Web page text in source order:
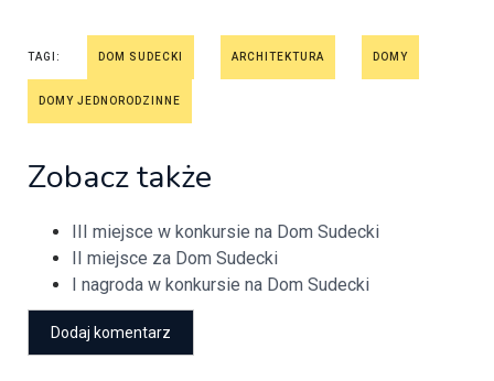
TAGI: DOM SUDECKI ARCHITEKTURA DOMY
DOMY JEDNORODZINNE
Zobacz także
III miejsce w konkursie na Dom Sudecki
II miejsce za Dom Sudecki
I nagroda w konkursie na Dom Sudecki